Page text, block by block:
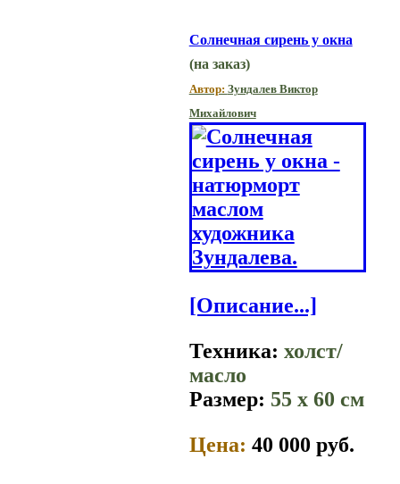
Солнечная сирень у окна
(на заказ)
Автор: Зундалев Виктор
Михайлович
[Описание...]
Техника: холст/
масло
Размер: 55 x 60 см
Цена: 40 000 руб.